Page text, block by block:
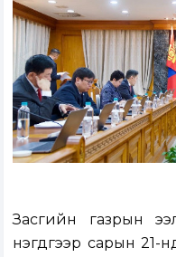
Засгийн газрын
нэгдүгээр сарын